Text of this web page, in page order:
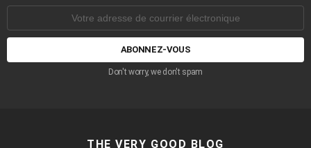
courrier
Don't worry, we don't spam
THE VERY GOOD BLOG